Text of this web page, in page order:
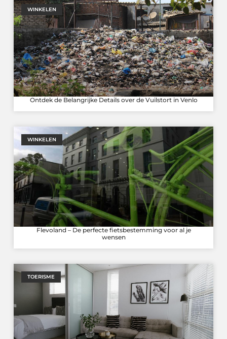
WINKELEN
Ontdek de Belangrijke Details over de Vuilstort in Venlo
WINKELEN
Flevoland – De perfecte fietsbestemming voor al je
wensen
TOERISME